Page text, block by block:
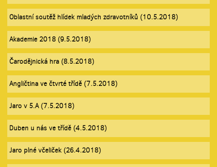
Oblastní soutěž hlídek mladých zdravotníků (10.5.2018)
Akademie 2018 (9.5.2018)
Čarodějnická hra (8.5.2018)
Angličtina ve čtvrté třídě (7.5.2018)
Jaro v 5.A (7.5.2018)
Duben u nás ve třídě (4.5.2018)
Jaro plné včeliček (26.4.2018)